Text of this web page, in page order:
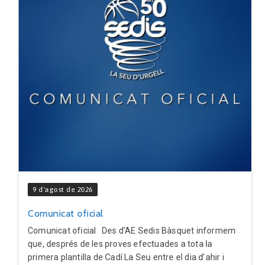
9 d'agost de 2026
Comunicat oficial
Comunicat oficial Des d’AE Sedis Bàsquet informem
que, després de les proves efectuades a tota la
primera plantilla de Cadí La Seu entre el dia d’ahir i